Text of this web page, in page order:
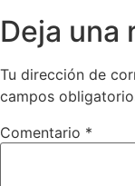
Deja una
Tu dirección de
campos
Comentario *